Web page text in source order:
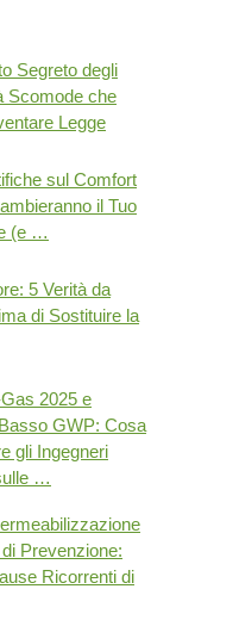
Segreto degli
Scomode che
Legge
sul Comfort
il Tuo
(e …
5 Verità da
di Sostituire la
2025 e
GWP: Cosa
gli Ingegneri
…
Prevenzione:
Ricorrenti di